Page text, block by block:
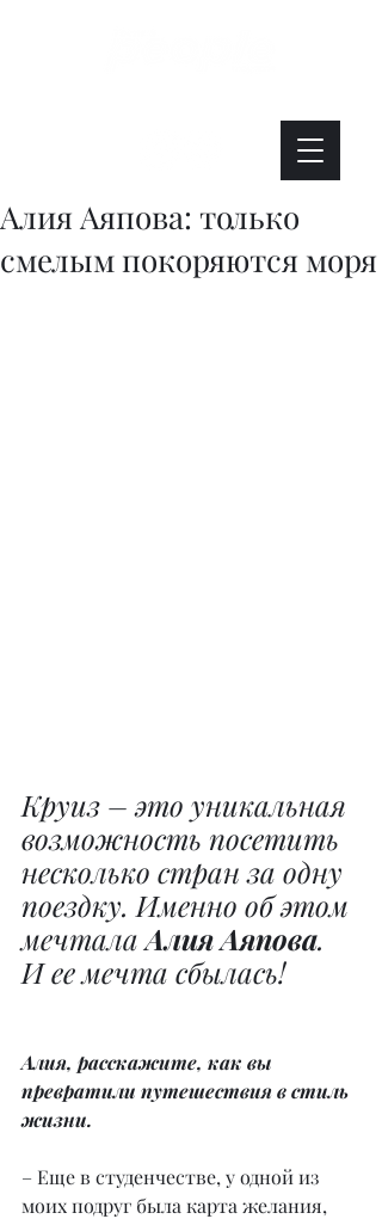
Алия Аяпова: только
смелым покоряются моря
Круиз – это уникальная
возможность посетить
несколько стран за одну
поездку. Именно об этом
мечтала Алия Аяпова.
И ее мечта сбылась!
Алия, расскажите, как вы
превратили путешествия в стиль
жизни.
– Еще в студенчестве, у одной из
моих подруг была карта желания,